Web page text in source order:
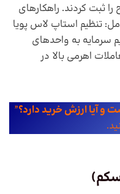
و سپس ۸۰٪ اصلاح را ثبت کردند. راهکارهای
تنظیم استاپ لاس پویا
سرمایه به واحدهای
اهرمی بالا در
و آیا ارزش خرید دارد؟”